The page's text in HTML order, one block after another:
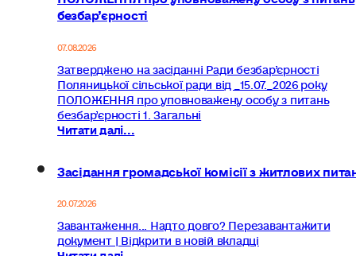
безбар’єрності
07.08.2026
Затверджено на засіданні Ради безбар’єрності
Поляницької сільської ради від _15.07._2026 року
ПОЛОЖЕННЯ про уповноважену особу з питань
безбар’єрності 1. Загальні
Читати далі...
Засідання громадської комісії з житлових
20.07.2026
Завантаження... Надто довго? Перезавантажити
документ | Відкрити в новій вкладці